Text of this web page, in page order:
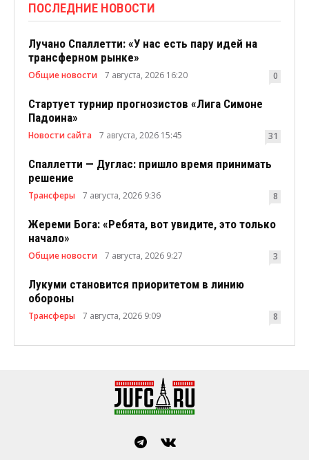
ПОСЛЕДНИЕ НОВОСТИ
Лучано Спаллетти: «У нас есть пару идей на
трансферном рынке»
Общие новости 7 августа, 2026 16:20 0
Стартует турнир прогнозистов «Лига Симоне
Падоина»
Новости сайта 7 августа, 2026 15:45 31
Спаллетти — Дуглас: пришло время принимать
решение
Трансферы 7 августа, 2026 9:36 8
Жереми Бога: «Ребята, вот увидите, это только
начало»
Общие новости 7 августа, 2026 9:27 3
Лукуми становится приоритетом в линию
обороны
Трансферы 7 августа, 2026 9:09 8